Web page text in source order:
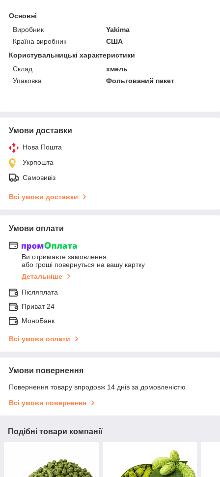
Основні
Виробник
Yakima
Країна виробник
США
Користувальницькі характеристики
Склад
хмель
Упаковка
Фольгований пакет
Умови доставки
Нова Пошта
Укрпошта
Самовивіз
Всі умови доставки
Умови оплати
Ви отримаєте замовлення
або гроші повернуться на вашу картку
Детальніше
Післяплата
Приват 24
МоноБанк
Всі умови оплати
Умови повернення
Повернення товару впродовж 14 днів за домовленістю
Всі умови повернення
Подібні товари компанії